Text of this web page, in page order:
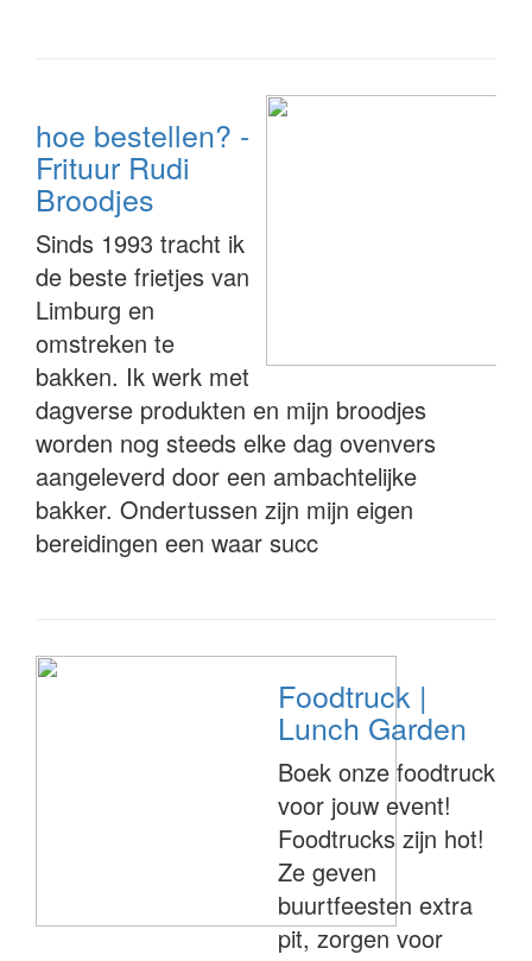
hoe bestellen? -
Frituur Rudi
Broodjes
Sinds 1993 tracht ik
de beste frietjes van
Limburg en
omstreken te
bakken. Ik werk met
dagverse produkten en mijn broodjes
worden nog steeds elke dag ovenvers
aangeleverd door een ambachtelijke
bakker. Ondertussen zijn mijn eigen
bereidingen een waar succ
Foodtruck |
Lunch Garden
Boek onze foodtruck
voor jouw event!
Foodtrucks zijn hot!
Ze geven
buurtfeesten extra
pit, zorgen voor